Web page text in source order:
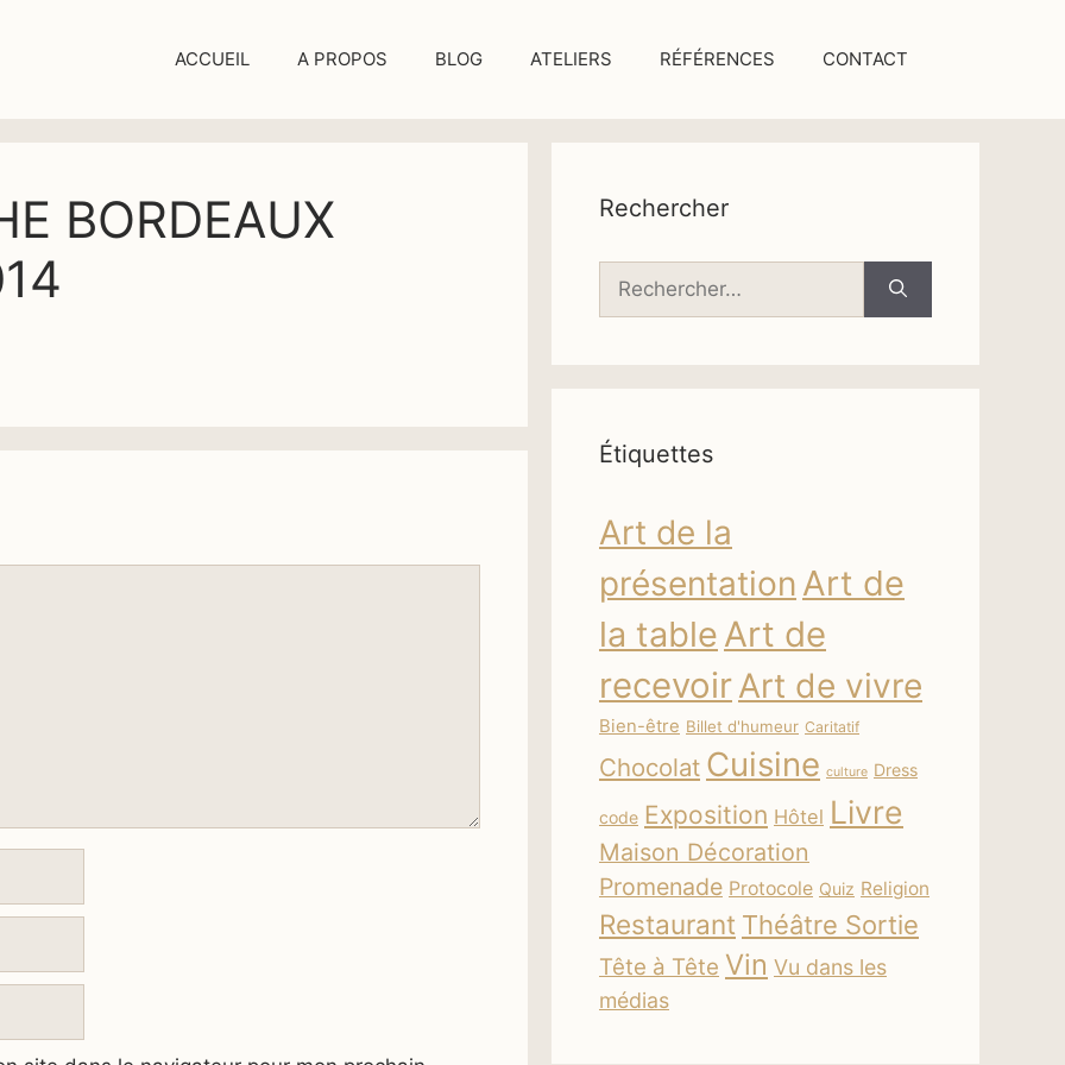
ACCUEIL A PROPOS BLOG ATELIERS RÉFÉRENCES CONTACT
BORDEAUX
Rechercher
Rechercher :
Étiquettes
Art de la
présentation Art de
la table Art de
recevoirArt de vivre
Bien-être Billet d'humeur Caritatif
Chocolat Cuisine culture Dress
code Exposition Hôtel Livre
Maison Décoration
Promenade Protocole Quiz Religion
Restaurant Théâtre Sortie
Tête à Tête Vin Vu dans les
médias